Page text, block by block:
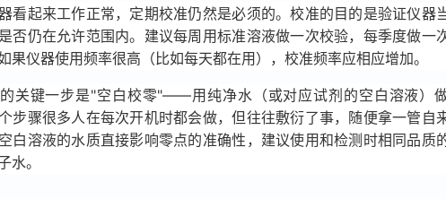
看起来工作正常，定期校准仍然是必须的。校准的目的是验证仪器
否仍在允许范围内。建议每周用标准溶液做一次校验，每季度做一
果仪器使用频率很高（比如每天都在用），校准频率应相应增加。
关键一步是"空白校零"——用纯净水（或对应试剂的空白溶液）
步骤很多人在每次开机时都会做，但往往敷衍了事，随便拿一管自
白溶液的水质直接影响零点的准确性，建议使用和检测时相同品质
水。